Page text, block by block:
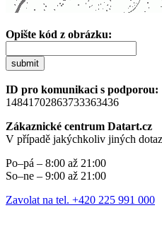
Opište kód z obrázku:
submit
ID pro komunikaci s podporou:
14841702863733363436
Zákaznické centrum Datart.cz
V případě jakýchkoliv jiných
Po–pá – 8:00 až 21:00
So–ne – 9:00 až 21:00
Zavolat na tel. +420 225 991 000